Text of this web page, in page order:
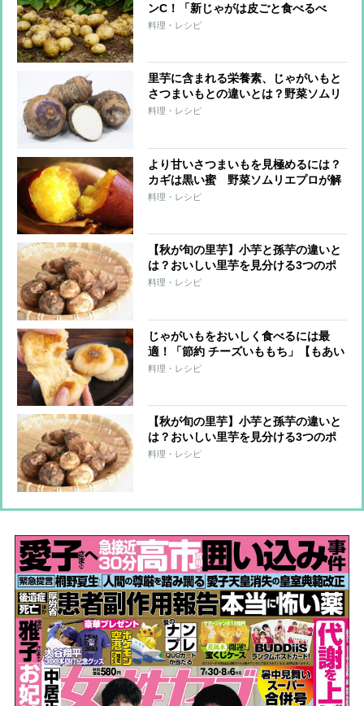
ンC！「新じゃがは皮ごと食べるべ
し」野菜ソムリエプロがすすめるのは
料理・レシピ
里芋に含まれる栄養素、じゃがいもと
さつまいもとの違いとは？野菜ソムリ
エプロが教える特徴
料理・レシピ
より甘いさつまいもを見極めるには？
カギは黒い蜜 野菜ソムリエプロが解
説する
料理・レシピ
【秋が旬の里芋】小芋と孫芋の違いと
は？おいしい里芋を見分ける3つのポ
イント
料理・レシピ
じゃがいもをおいしく食べるには最
適！「節約 チーズいももち」【もあい
かすみ ラクウマレシピ】
料理・レシピ
【秋が旬の里芋】小芋と孫芋の違いと
は？おいしい里芋を見分ける3つのポ
イント
料理・レシピ